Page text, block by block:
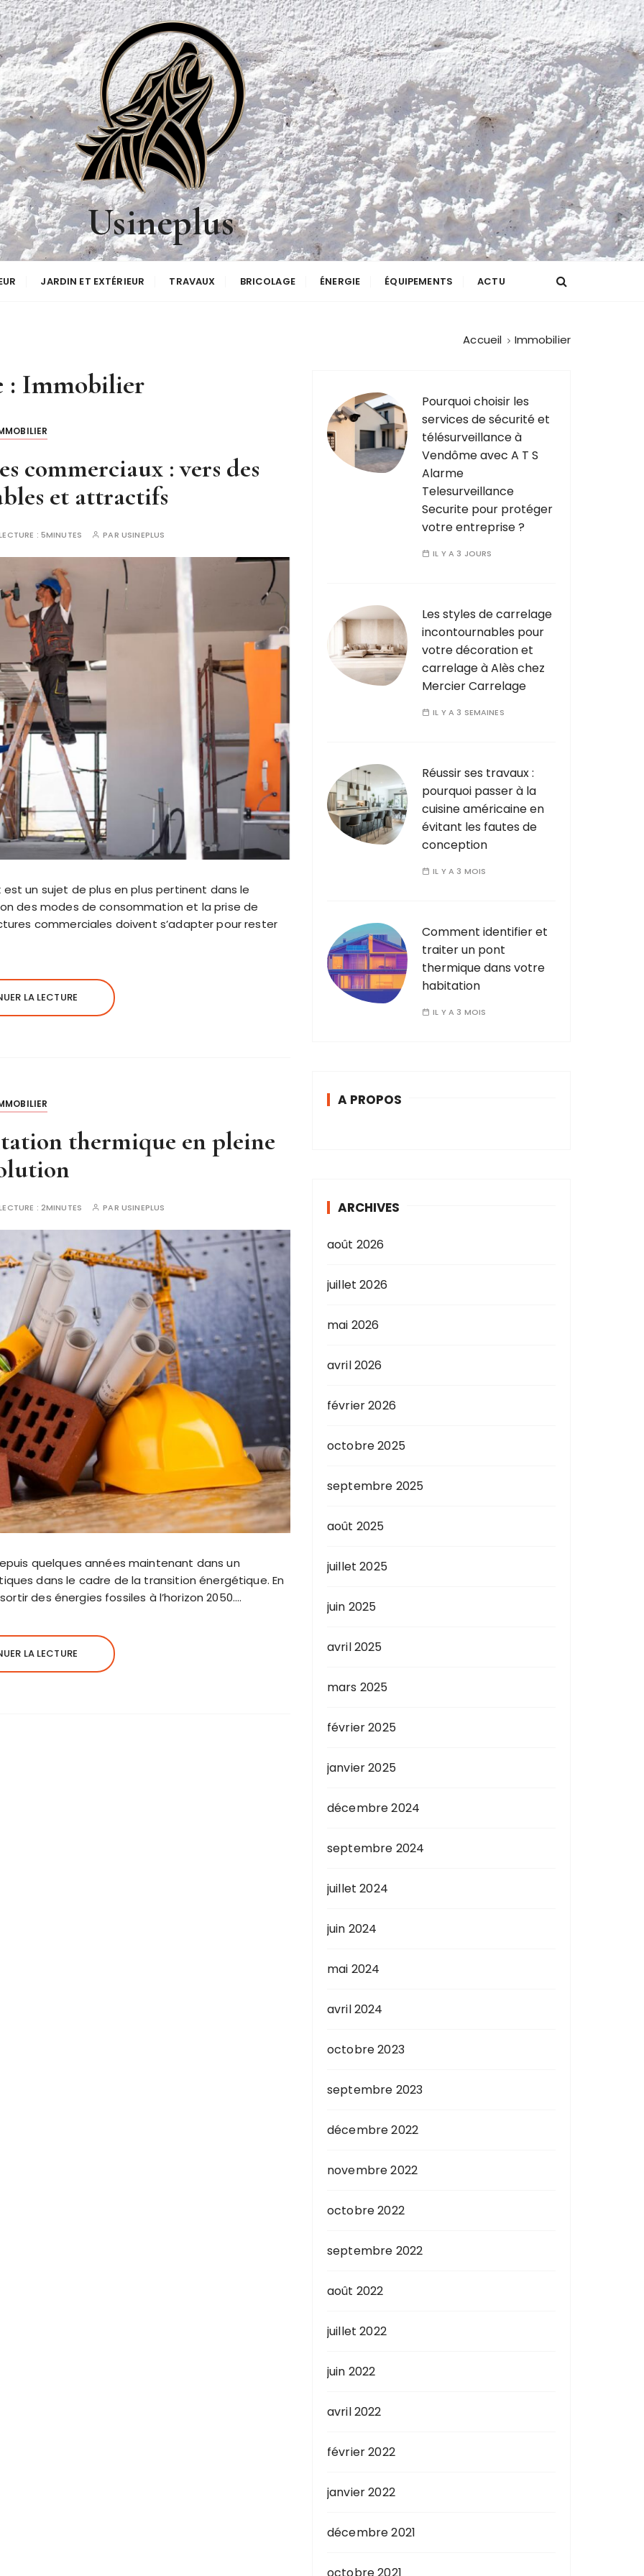
Usineplus
JARDIN ET EXTÉRIEUR TRAVAUX BRICOLAGE ÉNERGIE ÉQUIPEMENTS ACTU
Accueil Immobilier
: Immobilier
commerciaux : vers des
et attractifs
: 5MINUTES PAR USINEPLUS
un sujet de plus en plus pertinent dans le
des modes de consommation et la prise de
commerciales doivent s’adapter pour rester
LA LECTURE
thermique en pleine
: 2MINUTES PAR USINEPLUS
quelques années maintenant dans un
dans le cadre de la transition énergétique. En
des énergies fossiles à l’horizon 2050….
LA LECTURE
Pourquoi choisir les
services de sécurité et
télésurveillance à
Vendôme avec A T S
Alarme
Telesurveillance
Securite pour protéger
votre entreprise ?
IL Y A 3 JOURS
Les styles de carrelage
incontournables pour
votre décoration et
carrelage à Alès chez
Mercier Carrelage
IL Y A 3 SEMAINES
Réussir ses travaux :
pourquoi passer à la
cuisine américaine en
évitant les fautes de
conception
IL Y A 3 MOIS
Comment identifier et
traiter un pont
thermique dans votre
habitation
IL Y A 3 MOIS
A PROPOS
ARCHIVES
août 2026
juillet 2026
mai 2026
avril 2026
février 2026
octobre 2025
septembre 2025
août 2025
juillet 2025
juin 2025
avril 2025
mars 2025
février 2025
janvier 2025
décembre 2024
septembre 2024
juillet 2024
juin 2024
mai 2024
avril 2024
octobre 2023
septembre 2023
décembre 2022
novembre 2022
octobre 2022
septembre 2022
août 2022
juillet 2022
juin 2022
avril 2022
février 2022
janvier 2022
décembre 2021
octobre 2021